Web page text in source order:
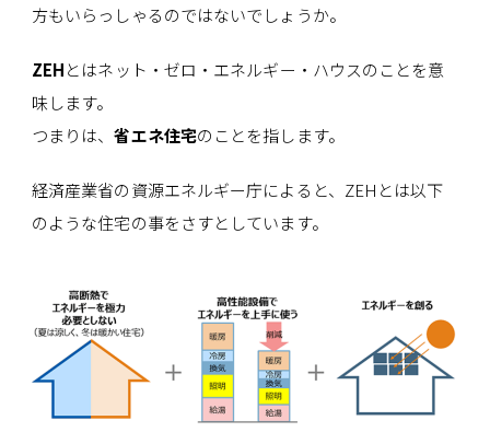
方もいらっしゃるのではないでしょうか。
ZEHとはネット・ゼロ・エネルギー・ハウスのことを意
味します。
つまりは、省エネ住宅のことを指します。
経済産業省の資源エネルギー庁によると、ZEHとは以下
のような住宅の事をさすとしています。